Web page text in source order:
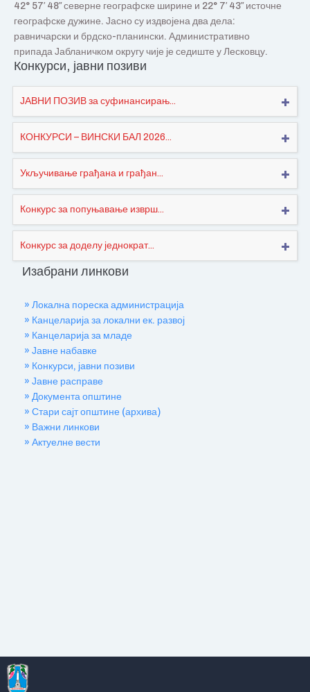
42° 57′ 48″ северне географске ширине и 22° 7′ 43″ источне
географске дужине. Јасно су издвојена два дела:
равничарски и брдско-планински. Административно
припада Јабланичком округу чије је седиште у Лесковцу.
Конкурси, јавни позиви
ЈАВНИ ПОЗИВ за суфинансирањ...
КОНКУРСИ – ВИНСКИ БАЛ 2026...
Укључивање грађана и грађан...
Конкурс за попуњавање изврш...
Конкурс за доделу једнократ...
Изабрани линкови
» Локална пореска администрација
» Канцеларија за локални ек. развој
» Канцеларија за младе
» Јавне набавке
» Конкурси, јавни позиви
» Јавне расправе
» Документа општине
» Стари сајт општине (архива)
» Важни линкови
» Актуелне вести